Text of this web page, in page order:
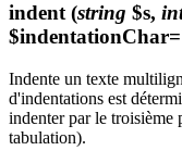
indent(string $s,
$indentationChar=
Indente un texte
d'indentations est
indenter par le troisième
tabulation).